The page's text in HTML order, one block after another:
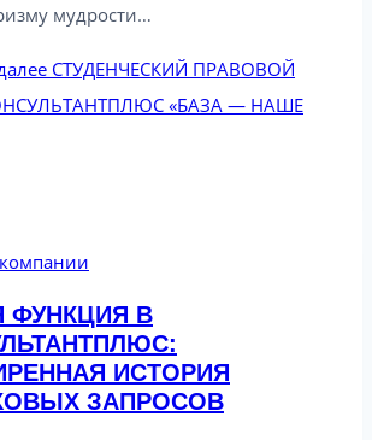
мудрости…
СТУДЕНЧЕСКИЙ ПРАВОВОЙ
«БАЗА — НАШЕ
ФУНКЦИЯ В
ИСТОРИЯ
ЗАПРОСОВ